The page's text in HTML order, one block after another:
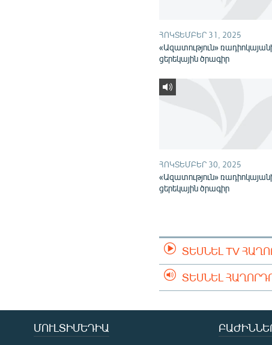
ՀՈԿՏԵՄԲԵՐ 31, 2025
«Ազատություն»
ցերեկային ծրագիր
ՀՈԿՏԵՄԲԵՐ 30, 2025
«Ազատություն»
ցերեկային ծրագիր
ՏԵՍՆԵԼ TV
ՏԵՍՆԵԼ
ՄՈՒԼՏԻՄԵԴԻԱ